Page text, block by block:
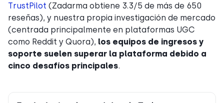
TrustPilot (Zadarma obtiene 3.3/5 de más de 650
reseñas), y nuestra propia investigación de mercado
(centrada principalmente en plataformas UGC
como Reddit y Quora), los equipos de ingresos y
soporte suelen superar la plataforma debido a
cinco desafíos principales.